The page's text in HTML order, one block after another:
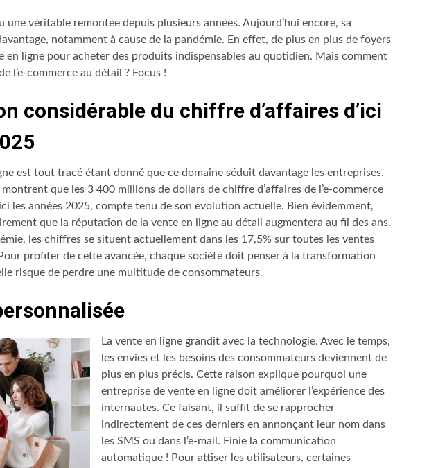
une véritable remontée depuis plusieurs années. Aujourd’hui encore, sa
notamment à cause de la pandémie. En effet, de plus en plus de foyers
en ligne pour acheter des produits indispensables au quotidien. Mais comment
l’e-commerce au détail ? Focus !
considérable du chiffre d’affaires d’ici
est tout tracé étant donné que ce domaine séduit davantage les entreprises.
que les 3 400 millions de dollars de chiffre d’affaires de l’e-commerce
les années 2025, compte tenu de son évolution actuelle. Bien évidemment,
que la réputation de la vente en ligne au détail augmentera au fil des ans.
les chiffres se situent actuellement dans les 17,5% sur toutes les ventes
profiter de cette avancée, chaque société doit penser à la transformation
risque de perdre une multitude de consommateurs.
La vente en ligne grandit avec la technologie. Avec le temps,
les envies et les besoins des consommateurs deviennent de
plus en plus précis. Cette raison explique pourquoi une
entreprise de vente en ligne doit améliorer l’expérience des
internautes. Ce faisant, il suffit de se rapprocher
indirectement de ces derniers en annonçant leur nom dans
les SMS ou dans l’e-mail. Finie la communication
automatique ! Pour attiser les utilisateurs, certaines